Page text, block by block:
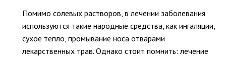
Помимо солевых растворов, в лечении заболевания
используются такие народные средства, как ингаляции,
сухое тепло, промывание носа отварами
лекарственных трав. Однако стоит помнить: лечение